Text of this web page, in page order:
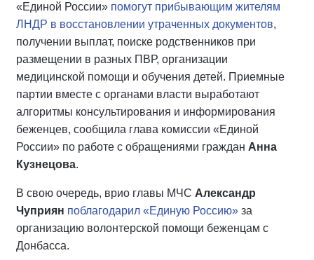
«Единой России» помогут прибывающим жителям
ЛНДР в восстановлении утраченных документов,
получении выплат, поиске родственников при
размещении в разных ПВР, организации
медицинской помощи и обучения детей. Приемные
партии вместе с органами власти выработают
алгоритмы консультирования и информирования
беженцев, сообщила глава комиссии «Единой
России» по работе с обращениями граждан Анна
Кузнецова.
В свою очередь, врио главы МЧС Александр
Чуприян поблагодарил «Единую Россию» за
организацию волонтерской помощи беженцам с
Донбасса.